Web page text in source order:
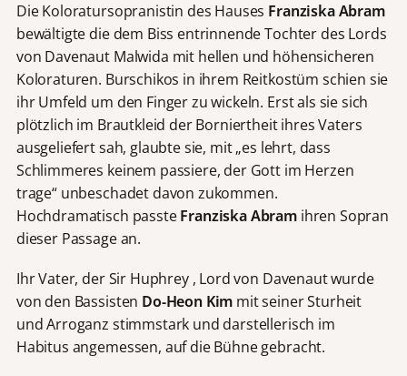
Die Koloratursopranistin des Hauses Franziska Abram
bewältigte die dem Biss entrinnende Tochter des Lords
von Davenaut Malwida mit hellen und höhensicheren
Koloraturen. Burschikos in ihrem Reitkostüm schien sie
ihr Umfeld um den Finger zu wickeln. Erst als sie sich
plötzlich im Brautkleid der Borniertheit ihres Vaters
ausgeliefert sah, glaubte sie, mit „es lehrt, dass
Schlimmeres keinem passiere, der Gott im Herzen
trage“ unbeschadet davon zukommen.
Hochdramatisch passteFranziska Abram ihren Sopran
dieser Passage an.
Ihr Vater, der Sir Huphrey , Lord von Davenaut wurde
von den Bassisten Do-Heon Kim mit seiner Sturheit
und Arroganz stimmstark und darstellerisch im
Habitus angemessen, auf die Bühne gebracht.